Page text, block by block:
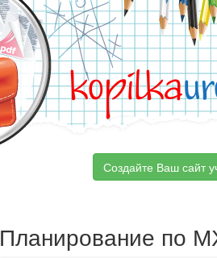
kopilka
Создайте Ваш сайт
Планирование по